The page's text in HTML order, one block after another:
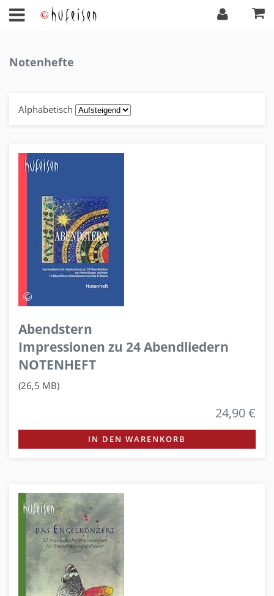
Notenhefte
Alphabetisch
Abendstern
Impressionen zu 24 Abendliedern
NOTENHEFT
(26,5 MB)
24,90 €
IN DEN WARENKORB